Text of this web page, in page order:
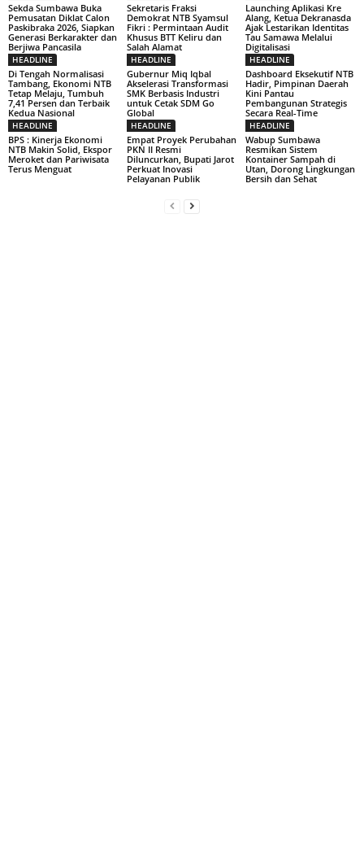
Sekda Sumbawa Buka
Pemusatan Diklat Calon
Paskibraka 2026, Siapkan
Generasi Berkarakter dan
Berjiwa Pancasila
Sekretaris Fraksi
Demokrat NTB Syamsul
Fikri : Permintaan Audit
Khusus BTT Keliru dan
Salah Alamat
Launching Aplikasi Kre
Alang, Ketua Dekranasda
Ajak Lestarikan Identitas
Tau Samawa Melalui
Digitalisasi
HEADLINE
Di Tengah Normalisasi
Tambang, Ekonomi NTB
Tetap Melaju, Tumbuh
7,41 Persen dan Terbaik
Kedua Nasional
HEADLINE
Gubernur Miq Iqbal
Akselerasi Transformasi
SMK Berbasis Industri
untuk Cetak SDM Go
Global
HEADLINE
Dashboard Eksekutif NTB
Hadir, Pimpinan Daerah
Kini Pantau
Pembangunan Strategis
Secara Real-Time
HEADLINE
BPS : Kinerja Ekonomi
NTB Makin Solid, Ekspor
Meroket dan Pariwisata
Terus Menguat
HEADLINE
Empat Proyek Perubahan
PKN II Resmi
Diluncurkan, Bupati Jarot
Perkuat Inovasi
Pelayanan Publik
HEADLINE
Wabup Sumbawa
Resmikan Sistem
Kontainer Sampah di
Utan, Dorong Lingkungan
Bersih dan Sehat